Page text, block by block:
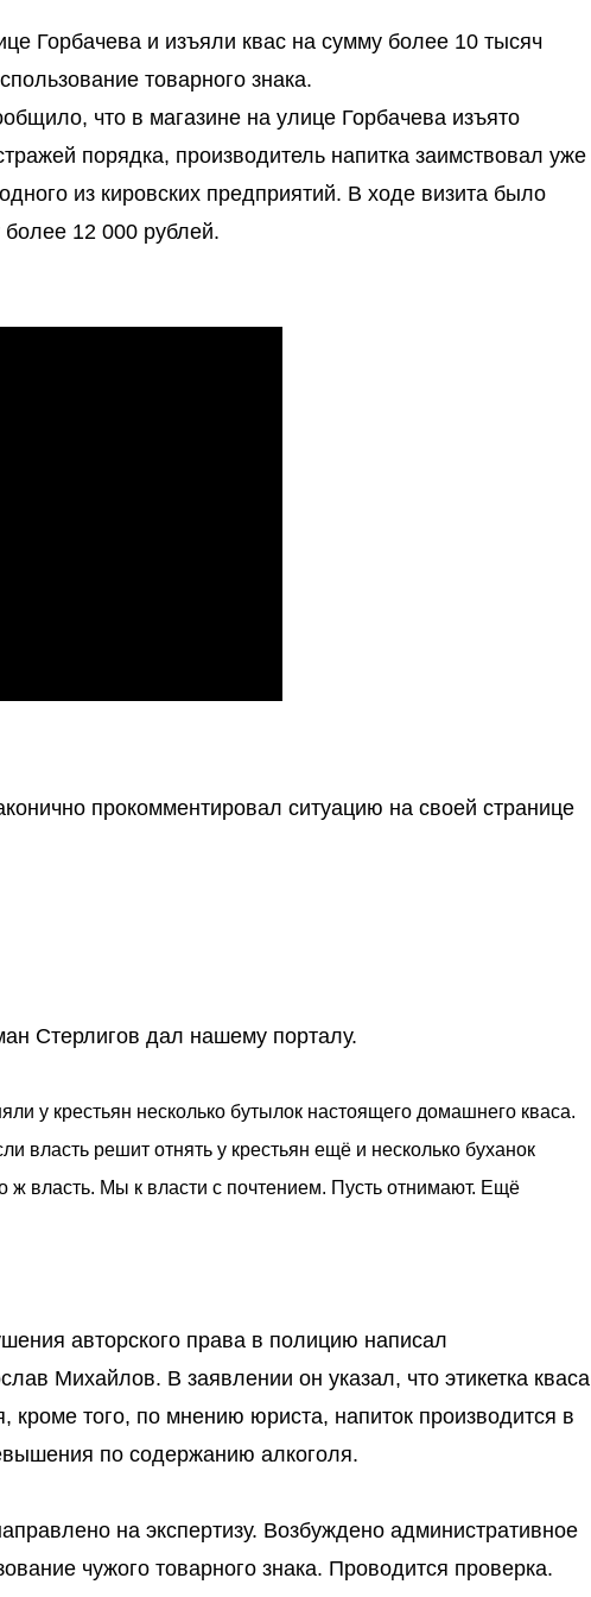
Горбачева и изъяли квас на сумму более 10 тысяч
товарного знака.
что в магазине на улице Горбачева изъято
порядка, производитель напитка заимствовал уже
из кировских предприятий. В ходе визита было
12 000 рублей.
прокомментировал ситуацию на своей странице
Стерлигов дал нашему порталу.
у крестьян несколько бутылок настоящего домашнего кваса.
власть решит отнять у крестьян ещё и несколько буханок
ж власть. Мы к власти с почтением. Пусть отнимают. Ещё
авторского права в полицию написал
Михайлов. В заявлении он указал, что этикетка кваса
того, по мнению юриста, напиток производится в
по содержанию алкоголя.
на экспертизу. Возбуждено административное
чужого товарного знака. Проводится проверка.